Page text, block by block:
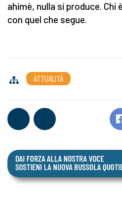
ahimè, nulla si produce. Chi
con quel che segue.
ATTUALITÀ